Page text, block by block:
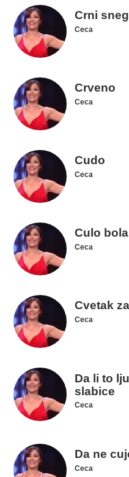
Crni
Ceca
Crveno
Ceca
Cudo
Ceca
Culo bola
Ceca
Cvetak
Ceca
Da li to
slabice
Ceca
Da ne
Ceca